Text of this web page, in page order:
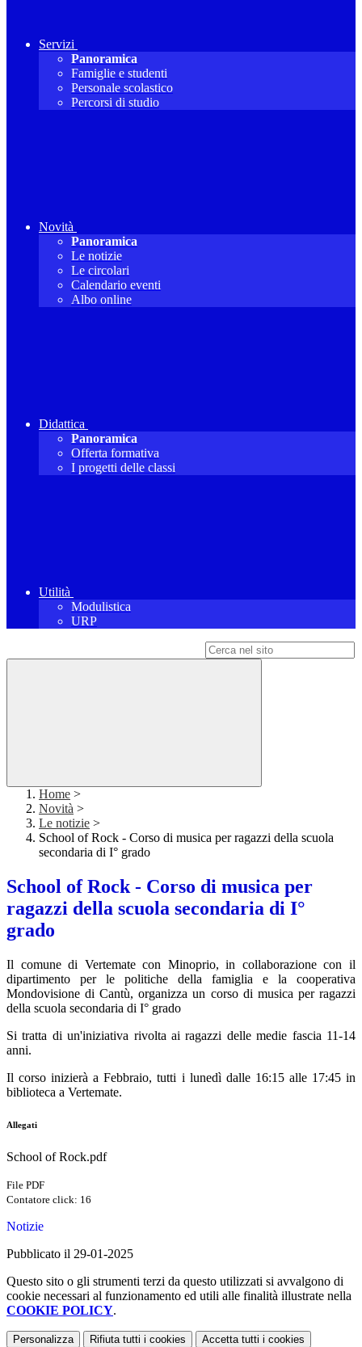
Servizi
Panoramica
Famiglie e studenti
Personale scolastico
Percorsi di studio
Novità
Panoramica
Le notizie
Le circolari
Calendario eventi
Albo online
Didattica
Panoramica
Offerta formativa
I progetti delle classi
Utilità
Modulistica
URP
Home >
Novità >
Le notizie >
School of Rock - Corso di musica per ragazzi della scuola
secondaria di I° grado
School of Rock - Corso di musica per
ragazzi della scuola secondaria di I°
grado
Il comune di Vertemate con Minoprio, in collaborazione con il
dipartimento per le politiche della famiglia e la cooperativa
Mondovisione di Cantù, organizza un corso di musica per ragazzi
della scuola secondaria di I° grado
Si tratta di un'iniziativa rivolta ai ragazzi delle medie fascia 11-14
anni.
Il corso inizierà a Febbraio, tutti i lunedì dalle 16:15 alle 17:45 in
biblioteca a Vertemate.
Allegati
School of Rock.pdf
File PDF
Contatore click: 16
Notizie
Pubblicato il 29-01-2025
Questo sito o gli strumenti terzi da questo utilizzati si avvalgono di
cookie necessari al funzionamento ed utili alle finalità illustrate nella
COOKIE POLICY.
Personalizza Rifiuta tutti i cookies Accetta tutti i cookies